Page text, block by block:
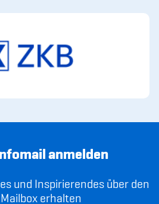
anmelden
und Inspirierendes über den
erhalten